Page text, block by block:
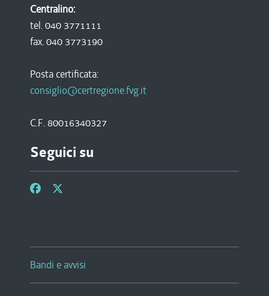
Centralino:
tel. 040 3771111
fax. 040 3773190
Posta certificata:
consiglio@certregione.fvg.it
C.F. 80016340327
Seguici su
Bandi e avvisi